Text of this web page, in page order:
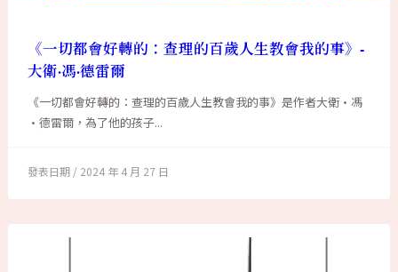
《一切都會好轉的：查理的百歲人生教會我的事》-
大衛·馮·德雷爾
《一切都會好轉的：查理的百歲人生教會我的事》是作者大衛·馮
·德雷爾，為了他的孩子...
2024 年 4 月 27 日